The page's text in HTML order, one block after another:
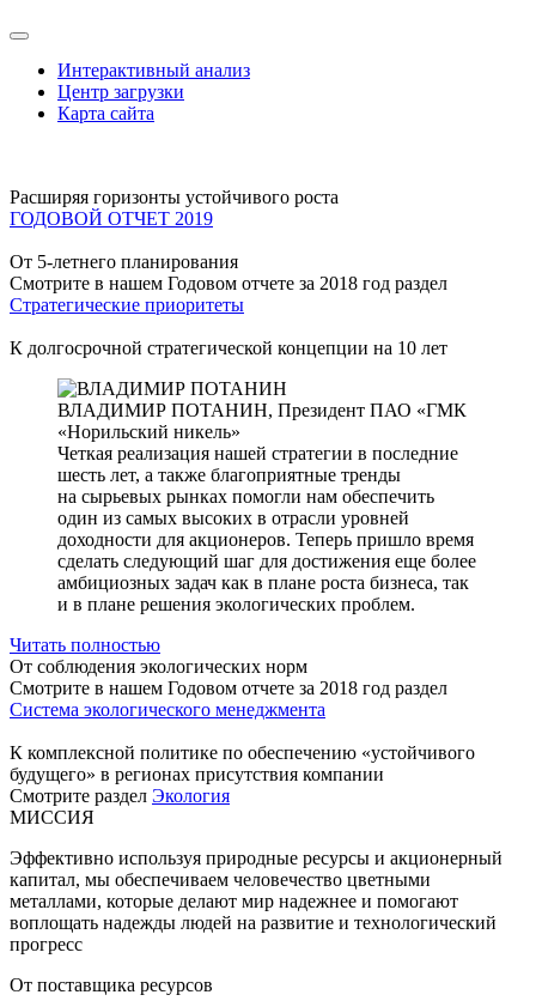
Интерактивный анализ
Центр загрузки
Карта сайта
Расширяя горизонты устойчивого роста
ГОДОВОЙ ОТЧЕТ 2019
От 5-летнего планирования
Смотрите в нашем Годовом отчете за 2018 год раздел
Стратегические приоритеты
К долгосрочной стратегической концепции на 10 лет
ВЛАДИМИР ПОТАНИН, Президент ПАО «ГМК
«Норильский никель»
Четкая реализация нашей стратегии в последние
шесть лет, а также благоприятные тренды
на сырьевых рынках помогли нам обеспечить
один из самых высоких в отрасли уровней
доходности для акционеров. Теперь пришло время
сделать следующий шаг для достижения еще более
амбициозных задач как в плане роста бизнеса, так
и в плане решения экологических проблем.
Читать полностью
От соблюдения экологических норм
Смотрите в нашем Годовом отчете за 2018 год раздел
Система экологического менеджмента
К комплексной политике по обеспечению «устойчивого
будущего» в регионах присутствия компании
Смотрите раздел Экология
МИССИЯ
Эффективно используя природные ресурсы и акционерный
капитал, мы обеспечиваем человечество цветными
металлами, которые делают мир надежнее и помогают
воплощать надежды людей на развитие и технологический
прогресс
От поставщика ресурсов